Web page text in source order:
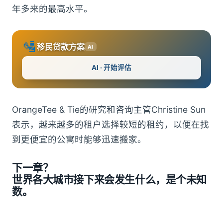
年多来的最高水平。
🛂移民贷款方案 AI
AI · 开始评估
OrangeTee & Tie的研究和咨询主管Christine Sun
表示，越来越多的租户选择较短的租约，以便在找
到更便宜的公寓时能够迅速搬家。
下一章？
世界各大城市接下来会发生什么，是个未知
数。